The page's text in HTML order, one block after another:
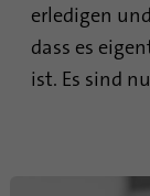
erledigen
dass es
ist. Es sind
Laufzeit